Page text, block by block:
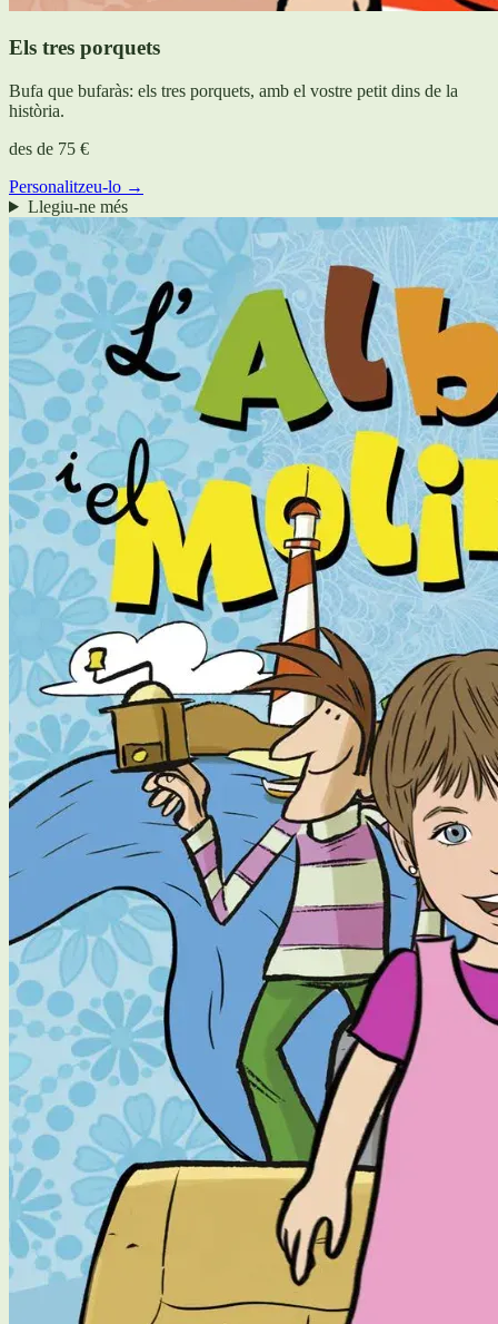
Els tres porquets
Bufa que bufaràs: els tres porquets, amb el vostre petit dins de la
història.
des de 75 €
Personalitzeu-lo →
Llegiu-ne més